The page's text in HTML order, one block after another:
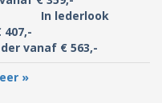
€ 407,-
vanaf € 563,-
»